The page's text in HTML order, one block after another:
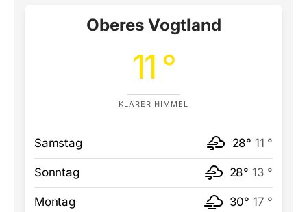
Oberes Vogtland
11 °
KLARER HIMMEL
Samstag 28° 11 °
Sonntag 28° 13 °
Montag 30° 17 °